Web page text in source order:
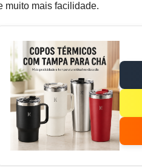
muito mais facilidade.